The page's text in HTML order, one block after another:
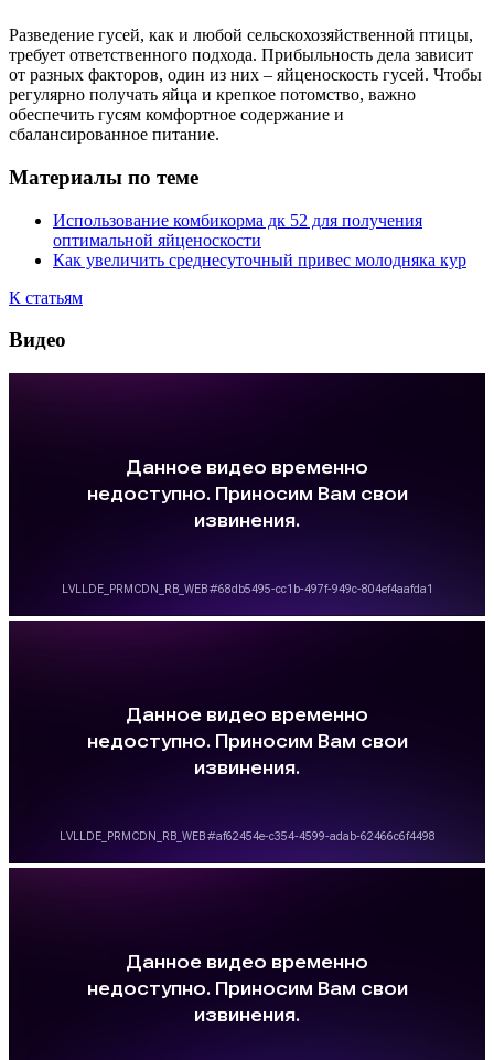
Разведение гусей, как и любой сельскохозяйственной птицы,
требует ответственного подхода. Прибыльность дела зависит
от разных факторов, один из них – яйценоскость гусей. Чтобы
регулярно получать яйца и крепкое потомство, важно
обеспечить гусям комфортное содержание и
сбалансированное питание.
Материалы по теме
Использование комбикорма дк 52 для получения
оптимальной яйценоскости
Как увеличить среднесуточный привес молодняка кур
К статьям
Видео